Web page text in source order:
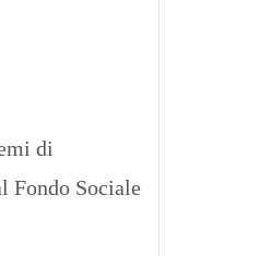
di
Fondo Sociale